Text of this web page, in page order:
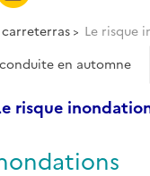
carreterras Le risque
en automne
risque